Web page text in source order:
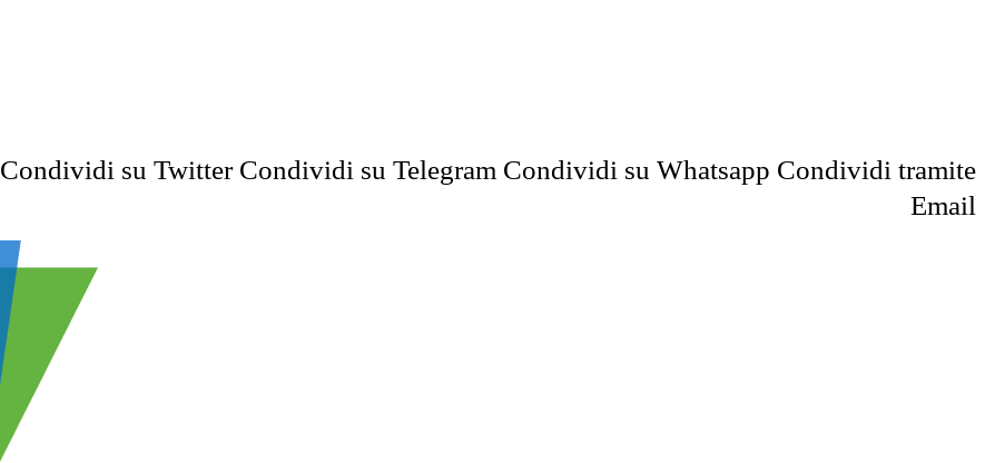
Condividi su Twitter Condividi su Telegram Condividi su Whatsapp Condividi tramite
Email